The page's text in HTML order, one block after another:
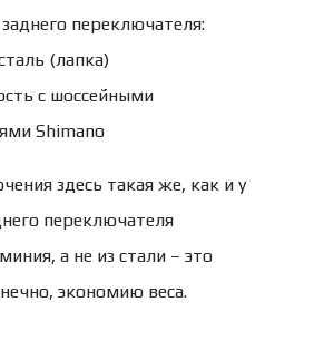
переключателя:
(лапка)
с шоссейными
Shimano
здесь такая же, как и у
переключателя
а не из стали – это
экономию веса.